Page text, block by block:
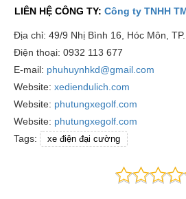
LIÊN HỆ CÔNG TY: Công ty TNHH
Địa chỉ: 49/9 Nhị Bình 16, Hóc Môn,
Điện thoại: 0932 113 677
E-mail: phuhuynhkd@gmail.com
Website: xediendulich.com
Website: phutungxegolf.com
Website: phutungxegolf.com
Tags:
xe điện đại cường